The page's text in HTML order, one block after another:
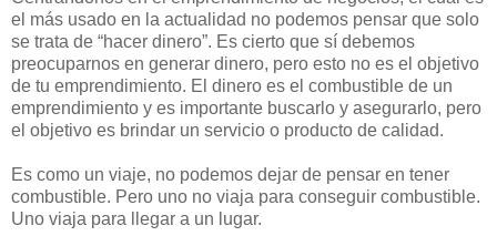
el más usado en la actualidad no podemos pensar que solo
se trata de “hacer dinero”. Es cierto que sí debemos
preocuparnos en generar dinero, pero esto no es el objetivo
de tu emprendimiento. El dinero es el combustible de un
emprendimiento y es importante buscarlo y asegurarlo, pero
el objetivo es brindar un servicio o producto de calidad.
Es como un viaje, no podemos dejar de pensar en tener
combustible. Pero uno no viaja para conseguir combustible.
Uno viaja para llegar a un lugar.